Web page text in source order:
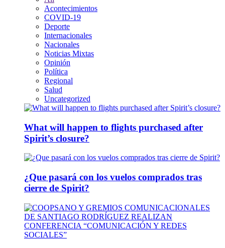
Acontecimientos
COVID-19
Deporte
Internacionales
Nacionales
Noticias Mixtas
Opinión
Política
Regional
Salud
Uncategorized
What will happen to flights purchased after
Spirit’s closure?
¿Que pasará con los vuelos comprados tras
cierre de Spirit?